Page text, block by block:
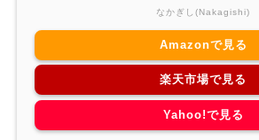
なかぎし(Nakagishi)
Amazonで見る
楽天市場で見る
Yahoo!で見る